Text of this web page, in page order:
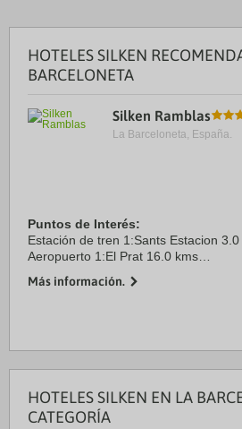
HOTELES SILKEN
BARCELONETA
Silken Ramblas
La Barceloneta, España.
Puntos de Interés:
Estación de tren 1:Sants Estacion
Aeropuerto 1:El Prat 16.0 kms
Centro Ciudad:Ramblas 0.0 kms
Más información.
HOTELES SILKEN EN LA
CATEGORÍA